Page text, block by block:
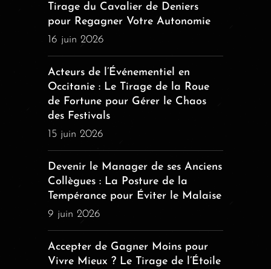
Tirage du Cavalier de Deniers
pour Regagner Votre Autonomie
16 juin 2026
Acteurs de l’Événementiel en
Occitanie : Le Tirage de la Roue
de Fortune pour Gérer le Chaos
des Festivals
15 juin 2026
Devenir le Manager de ses Anciens
Collègues : La Posture de la
Tempérance pour Éviter le Malaise
9 juin 2026
Accepter de Gagner Moins pour
Vivre Mieux ? Le Tirage de l’Étoile